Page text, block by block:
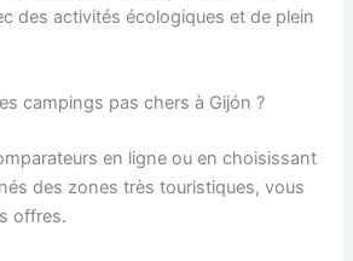
des activités écologiques et de plein
campings pas chers à Gijón ?
en ligne ou en choisissant
des zones très touristiques, vous
offres.